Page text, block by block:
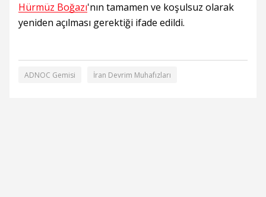
Hürmüz Boğazı'nın tamamen ve koşulsuz olarak
yeniden açılması gerektiği ifade edildi.
ADNOC Gemisi İran Devrim Muhafızları